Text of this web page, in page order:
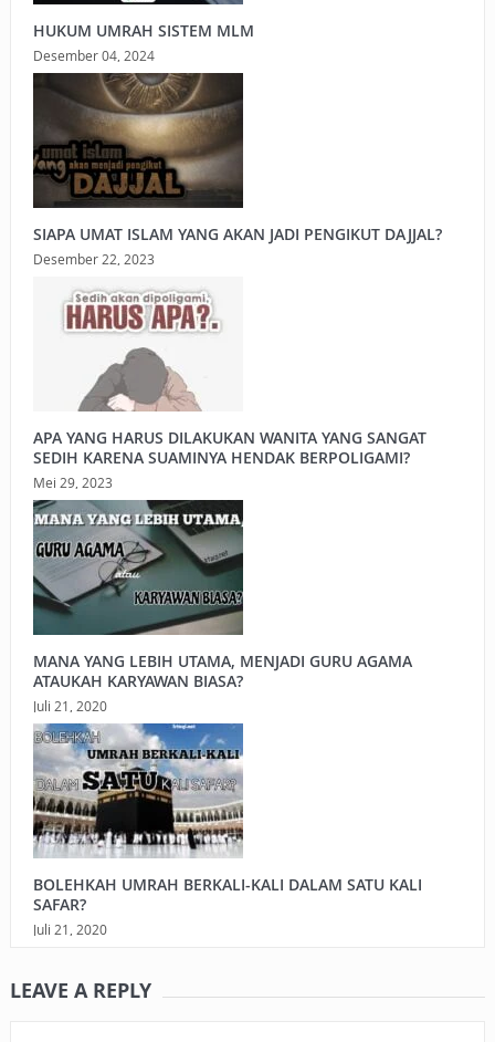
HUKUM UMRAH SISTEM MLM
Desember 04, 2024
SIAPA UMAT ISLAM YANG AKAN JADI PENGIKUT DAJJAL?
Desember 22, 2023
APA YANG HARUS DILAKUKAN WANITA YANG SANGAT
SEDIH KARENA SUAMINYA HENDAK BERPOLIGAMI?
Mei 29, 2023
MANA YANG LEBIH UTAMA, MENJADI GURU AGAMA
ATAUKAH KARYAWAN BIASA?
Juli 21, 2020
BOLEHKAH UMRAH BERKALI-KALI DALAM SATU KALI
SAFAR?
Juli 21, 2020
LEAVE A REPLY